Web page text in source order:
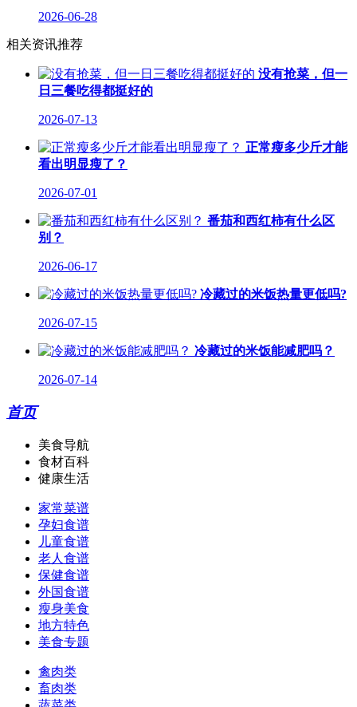
2026-06-28
相关资讯推荐
没有抢菜，但一
日三餐吃得都挺好的
2026-07-13
正常瘦多少斤才能
看出明显瘦了？
2026-07-01
番茄和西红柿有什么区
别？
2026-06-17
冷藏过的米饭热量更低吗?
2026-07-15
冷藏过的米饭能减肥吗？
2026-07-14
首页
美食导航
食材百科
健康生活
家常菜谱
孕妇食谱
儿童食谱
老人食谱
保健食谱
外国食谱
瘦身美食
地方特色
美食专题
禽肉类
畜肉类